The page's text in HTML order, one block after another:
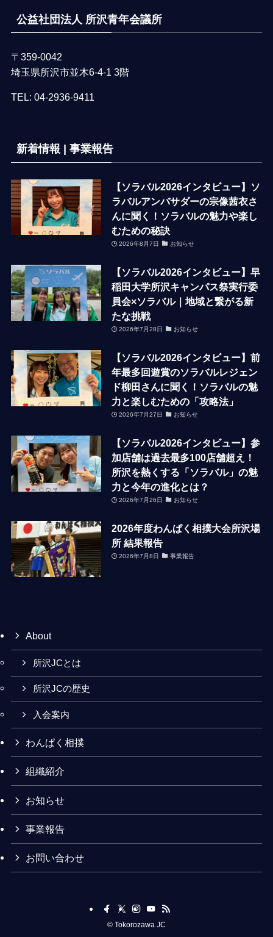
公益社団法人 所沢青年会議所
〒359-0042
埼玉県所沢市並木6-4-1 3階
TEL: 04-2936-9411
新着情報 | 事業報告
【ソラバル2026インタビュー】ソ
ラバルアンバサダーの宗像茜衣さ
んに聞く！ソラバルの魅力や楽し
むための秘訣
2026年8月7日 お知らせ
【ソラバル2026インタビュー】早
稲田大学所沢キャンパス祭実行委
員会×ソラバル｜地域と繋がる新
たな挑戦
2026年7月28日 お知らせ
【ソラバル2026インタビュー】前
年最多回遊賞のソラバルレジェン
ド柳田さんに聞く！ソラバルの魅
力と楽しむための「攻略法」
2026年7月27日 お知らせ
【ソラバル2026インタビュー】参
加店舗は過去最多100店舗超え！
所沢を熱くする「ソラバル」の魅
力と今年の進化とは？
2026年7月26日 お知らせ
2026年度わんぱく相撲大会所沢場
所 結果報告
2026年7月8日 事業報告
About
所沢JCとは
所沢JCの歴史
入会案内
わんぱく相撲
組織紹介
お知らせ
事業報告
お問い合わせ
© Tokorozawa JC